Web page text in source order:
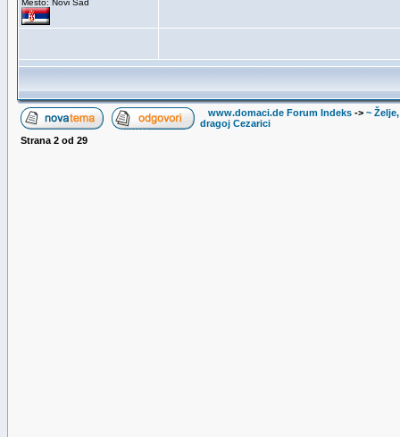
Mesto: Novi Sad
www.domaci.de Forum Indeks -> ~
dragoj Cezarici
Strana 2 od 29